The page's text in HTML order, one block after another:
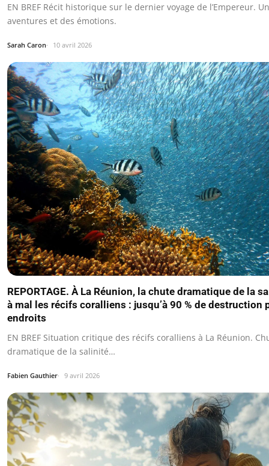
EN BREF Récit historique sur le dernier voyage de l’Empereur.
aventures et des émotions.
Sarah Caron 10 avril 2026
REPORTAGE. À La Réunion, la chute dramatique de la
à mal les récifs coralliens : jusqu’à 90 % de destruction
endroits
EN BREF Situation critique des récifs coralliens à La Réunion.
dramatique de la salinité…
Fabien Gauthier 9 avril 2026